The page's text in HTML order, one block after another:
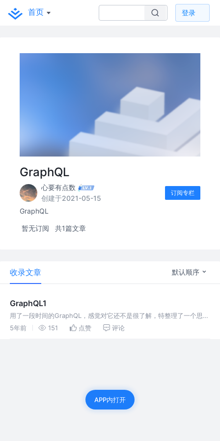
首页 登录
GraphQL
心要有点数
创建于2021-05-15
订阅专栏
GraphQL
暂无订阅 共1篇文章
收录文章 默认顺序
GraphQL1
用了一段时间的GraphQL，感觉对它还不是很了解，特整理了一个思维
导图。 GraphQL思维导图地址
5年前 151 点赞 评论
APP内打开